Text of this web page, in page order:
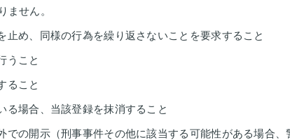
ません。
止め、同様の行為を繰り返さないことを要求すること
うこと
ること
る場合、当該登録を抹消すること
での開示（刑事事件その他に該当する可能性がある場合